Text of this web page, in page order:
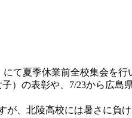
て夏季休業前全校集会を行
）の表彰や、7/23から広島
、北陵高校には暑さに負